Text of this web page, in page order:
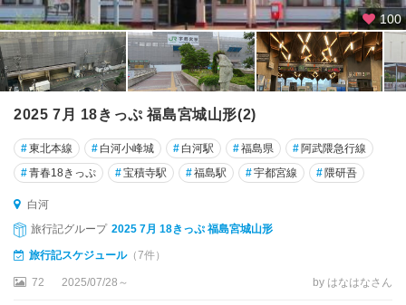
100
2025 7月 18きっぷ 福島宮城山形(2)
#東北本線 # 白河小峰城 # 白河駅 #福島県 # 阿武隈急行線
#青春18きっぷ #宝積寺駅 #福島駅 #宇都宮線 # 隈研吾
白河
旅行記グループ 2025 7月 18きっぷ 福島宮城山形
旅行記スケジュール（7件）
72 2025/07/28～ by はなはなさん